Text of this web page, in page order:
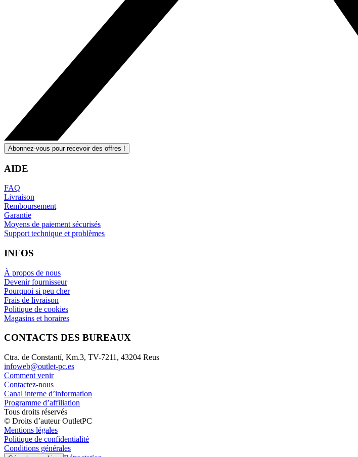
Abonnez-vous pour recevoir des offres !
AIDE
FAQ
Livraison
Remboursement
Garantie
Moyens de paiement sécurisés
Support technique et problèmes
INFOS
À propos de nous
Devenir fournisseur
Pourquoi si peu cher
Frais de livraison
Politique de cookies
Magasins et horaires
CONTACTS DES BUREAUX
Ctra. de Constantí, Km.3, TV-7211, 43204 Reus
infoweb@outlet-pc.es
Comment venir
Contactez-nous
Canal interne d’information
Programme d’affiliation
Tous droits réservés
© Droits d’auteur OutletPC
Mentions légales
Politique de confidentialité
Conditions générales